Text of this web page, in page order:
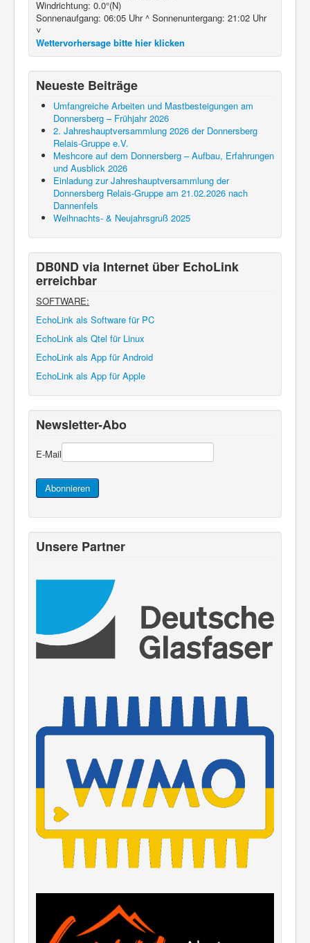
Windrichtung: 0.0°(N)
Sonnenaufgang: 06:05 Uhr ^ Sonnenuntergang: 21:02 Uhr
˅
Wettervorhersage bitte hier klicken
Neueste Beiträge
Umfangreiche Arbeiten und Mastbesteigungen am
Donnersberg – Frühjahr 2026
2. Jahreshauptversammlung 2026 der Donnersberg
Relais-Gruppe e.V.
Meshcore auf dem Donnersberg – Aufbau, Erfahrungen
und Ausblick 2026
Einladung zur Jahreshauptversammlung der
Donnersberg Relais-Gruppe am 21.02.2026 nach
Dannenfels
Weihnachts- & Neujahrsgruß 2025
DB0ND via Internet über EchoLink
erreichbar
SOFTWARE:
EchoLink als Software für PC
EchoLink als Qtel für Linux
EchoLink als App für Android
EchoLink als App für Apple
Newsletter-Abo
E-Mail
Abonnieren
Unsere Partner